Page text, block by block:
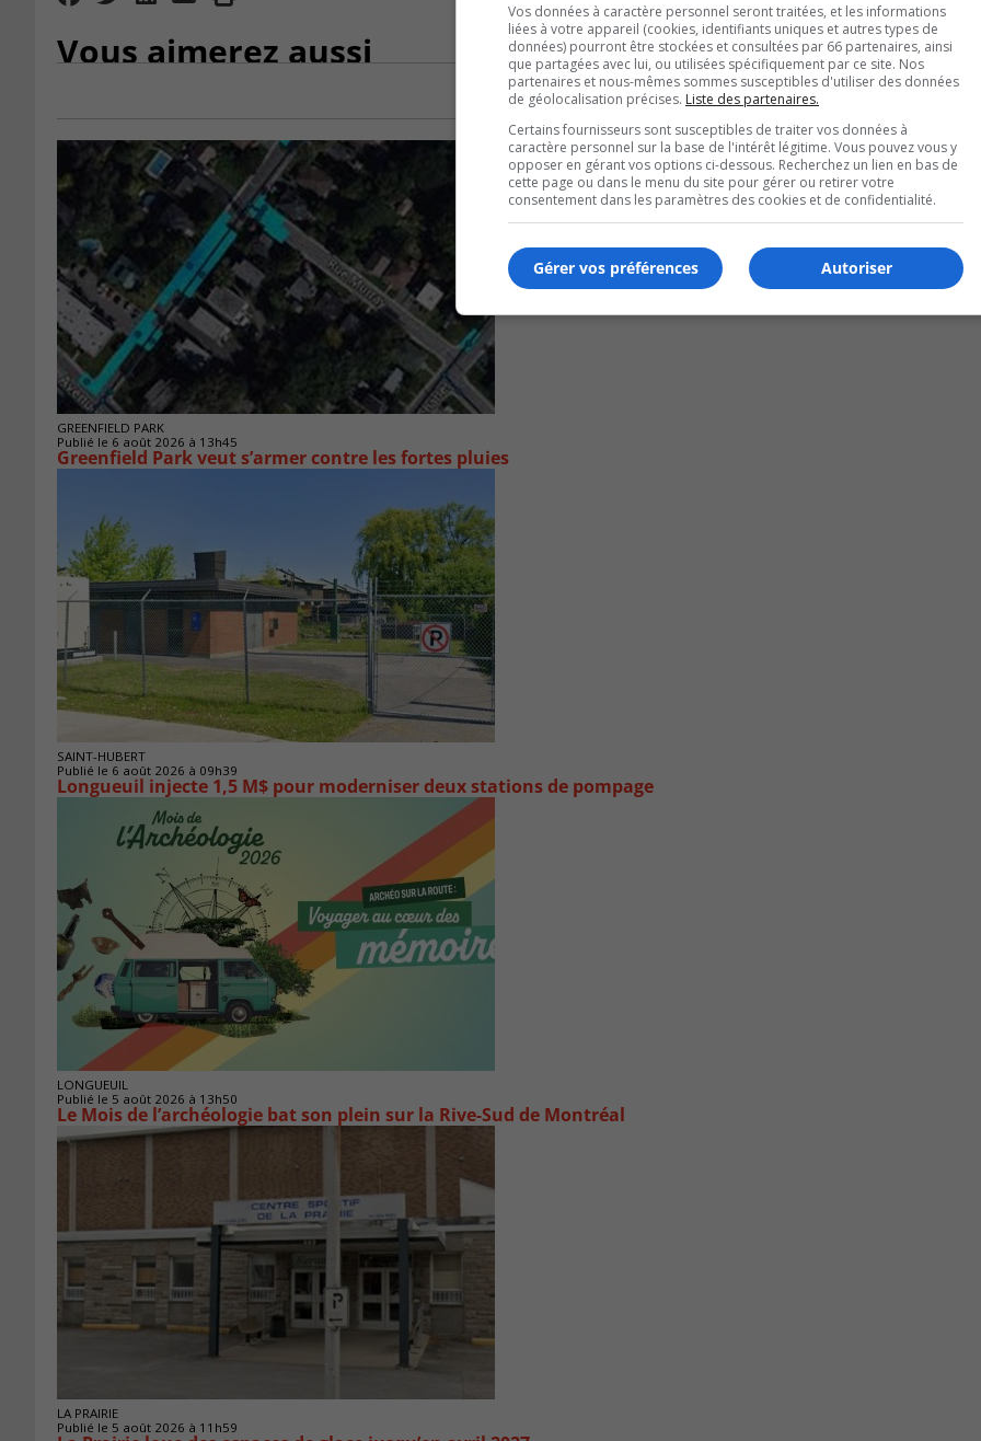
Vous aimerez aussi
GREENFIELD PARK
Publié le 6 août 2026 à 13h45
Greenfield Park veut s’armer contre les fortes pluies
SAINT-HUBERT
Publié le 6 août 2026 à 09h39
Longueuil injecte 1,5 M$ pour moderniser deux stations de pompage
LONGUEUIL
Publié le 5 août 2026 à 13h50
Le Mois de l’archéologie bat son plein sur la Rive-Sud de Montréal
LA PRAIRIE
Publié le 5 août 2026 à 11h59
Vos données à caractère personnel seront traitées, et les informations
liées à votre appareil (cookies, identifiants uniques et autres types de
données) pourront être stockées et consultées par 66 partenaires, ainsi
que partagées avec lui, ou utilisées spécifiquement par ce site. Nos
partenaires et nous-mêmes sommes susceptibles d'utiliser des données
de géolocalisation précises. Liste des partenaires.
Certains fournisseurs sont susceptibles de traiter vos données à
caractère personnel sur la base de l'intérêt légitime. Vous pouvez vous y
opposer en gérant vos options ci-dessous. Recherchez un lien en bas de
cette page ou dans le menu du site pour gérer ou retirer votre
consentement dans les paramètres des cookies et de confidentialité.
Autoriser
Gérer vos préférences